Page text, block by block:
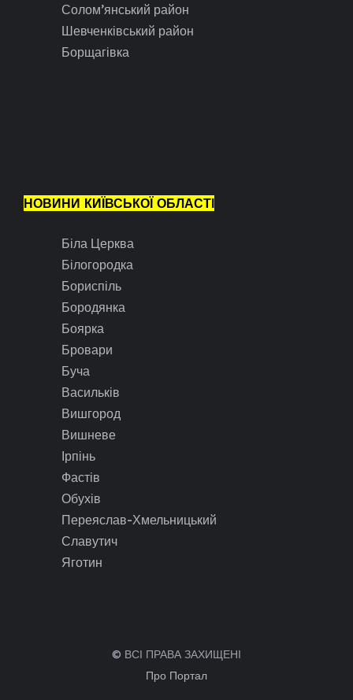
Солом’янський район
Шевченківський район
Борщагівка
НОВИНИ КИЇВСЬКОЇ ОБЛАСТІ
Біла Церква
Білогородка
Бориспіль
Бородянка
Боярка
Бровари
Буча
Васильків
Вишгород
Вишневе
Ірпінь
Фастів
Обухів
Переяслав-Хмельницький
Славутич
Яготин
© ВСІ ПРАВА ЗАХИЩЕНІ
Про Портал